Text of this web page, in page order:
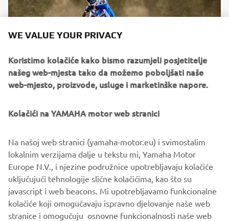
poboljšavaju upotrebljivost i pouzdanost. Time se pomaže
i u smanjenju troškova korištenja i održavanja.
OTKRIJTE LINIJU
WE VALUE YOUR PRIVACY
Koristimo kolačiće kako bismo razumjeli posjetitelje
našeg web-mjesta tako da možemo poboljšati naše
web-mjesto, proizvode, usluge i marketinške napore.
Kolačići na YAMAHA motor web stranici
Na našoj web stranici (yamaha-motor.eu) i svimostalim
lokalnim verzijama dalje u tekstu mi, Yamaha Motor
Europe N.V., i njezine podružnice upotrebljavaju kolačiće
uključujući tehnologije slične kolačićima, kao što su
javascript i web beacons. Mi upotrebljavamo funkcionalne
kolačiće koji omogučavaju ispravno djelovanje naše web
stranice i omogučuju osnovne funkcionalnosti naše web